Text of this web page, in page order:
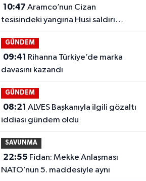
10:47
tesisindeki yangına Husi saldırı
iddiası
GÜNDEM
09:41
davasını kazandı
GÜNDEM
08:21
iddiası gündem oldu
SAVUNMA
22:55
NATO’nun 5. maddesiyle aynı